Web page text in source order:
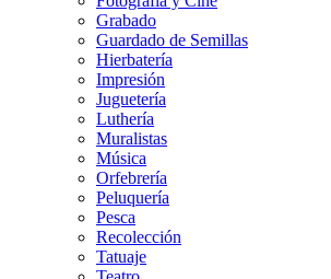
Grabado
Guardado de Semillas
Hierbatería
Impresión
Juguetería
Luthería
Muralistas
Música
Orfebrería
Peluquería
Pesca
Recolección
Tatuaje